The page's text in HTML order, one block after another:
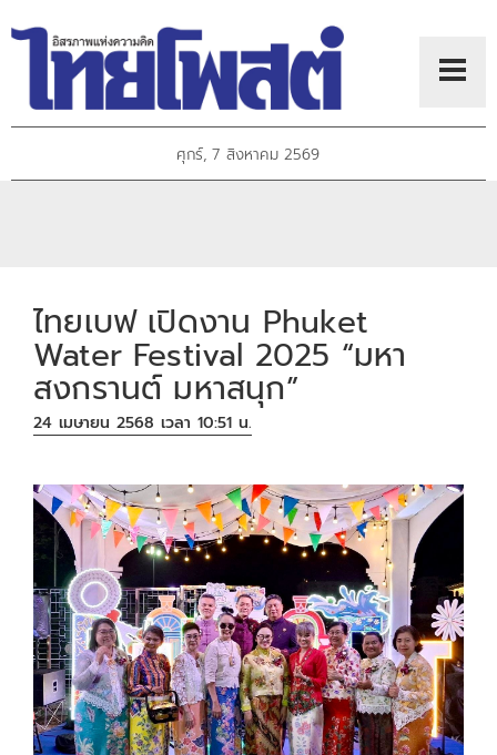
ศุกร์, 7 สิงหาคม 2569
ไทยเบฟ เปิดงาน Phuket
Water Festival 2025 “มหา
สงกรานต์ มหาสนุก”
24 เมษายน 2568 เวลา 10:51 น.